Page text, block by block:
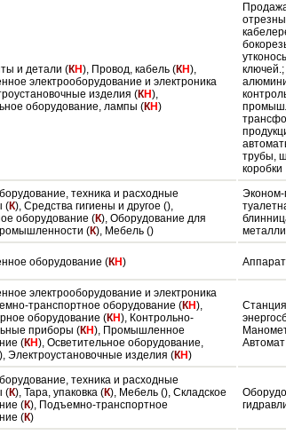
и детали (КН), Провод, кабель (КН),
электрооборудование и электроника
изделия (КН),
оборудование, лампы (КН)
трубы,
коробки
техника и расходные
(К), Средства гигиены и другое (),
оборудование (К), Оборудование для
(К), Мебель ()
Эконом-
оборудование (КН)
электрооборудование и электроника
транспортное оборудование (КН),
оборудование (КН), Контрольно-
приборы (КН), Промышленное
(КН), Осветительное оборудование,
), Электроустановочные изделия (КН)
Автомат
техника и расходные
(К), Тара, упаковка (К), Мебель (), Складское
(К), Подъемно-транспортное
(К)